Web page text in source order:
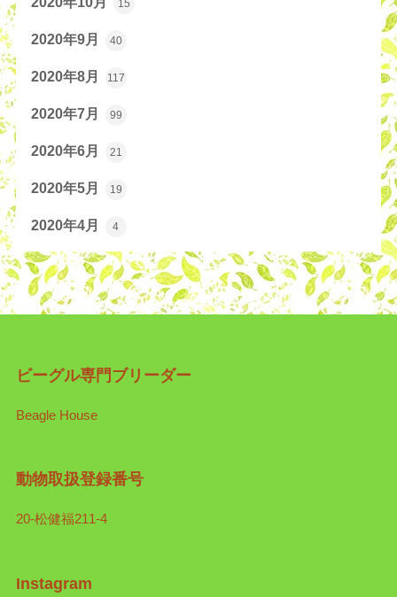
15
2020年9月 40
2020年8月 117
2020年7月 99
2020年6月 21
2020年5月 19
2020年4月 4
ビーグル専門ブリーダー
Beagle House
動物取扱登録番号
20-松健福211-4
Instagram